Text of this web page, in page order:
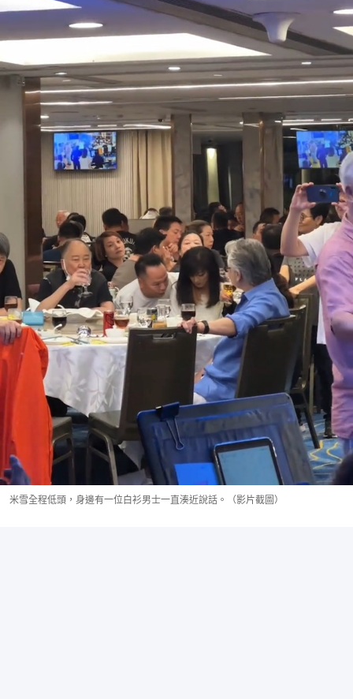
米雪全程低頭，身邊有一位白衫男士一直湊近說話。（影片截圖）